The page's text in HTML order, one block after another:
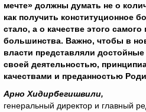
мечте» должны думать не о
как получить конституционное
стало, а о качестве этого самого
большинства. Важно, чтобы в
власти представляли
своей деятельностью,
качествами и преданностью
Арно Хидирбегишвили,
генеральный директор и главный